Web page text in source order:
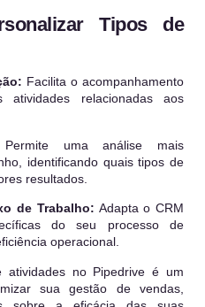
Tipos de
Facilita o acompanhamento
relacionadas aos
uma análise mais
identificando quais tipos de
resultados.
de Trabalho: Adapta o CRM
do seu processo de
operacional.
no Pipedrive é um
sua gestão de vendas,